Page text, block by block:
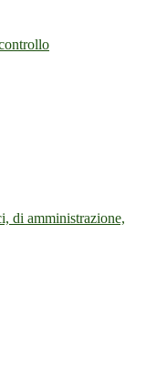
di amministrazione,